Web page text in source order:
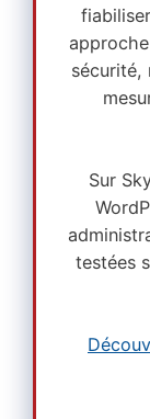
sécurité,
Sur
testées